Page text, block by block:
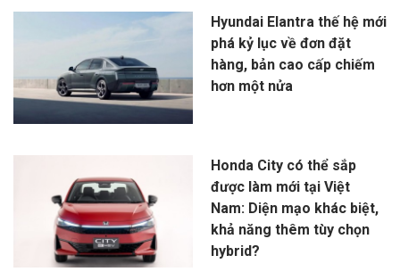
Hyundai Elantra thế hệ mới
phá kỷ lục về đơn đặt
hàng, bản cao cấp chiếm
hơn một nửa
Honda City có thể sắp
được làm mới tại Việt
Nam: Diện mạo khác biệt,
khả năng thêm tùy chọn
hybrid?